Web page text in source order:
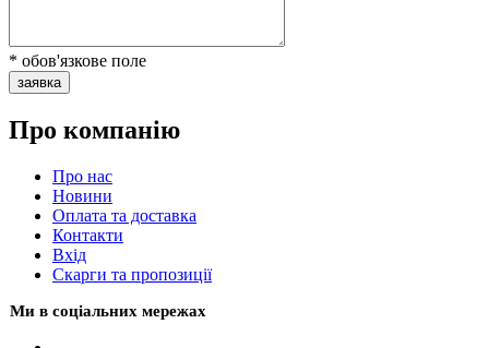
* обов'язкове поле
заявка
Про компанію
Про нас
Новини
Оплата та доставка
Контакти
Вхiд
Скарги та пропозиції
Ми в соціальних мережах